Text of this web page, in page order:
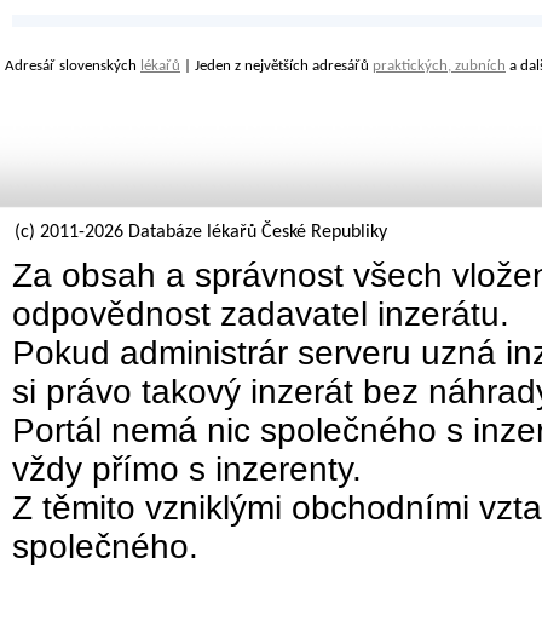
Adresář slovenských lékařů | Jeden z největších adresářů praktických, zubních a
(c) 2011-2026 Databáze lékařů České Republiky
Za obsah a správnost všech
odpovědnost zadavatel inzerátu.
Pokud administrár serveru uzná
si právo takový inzerát bez
Portál nemá nic společného s
vždy přímo s inzerenty.
Z těmito vzniklými obchodními
společného.